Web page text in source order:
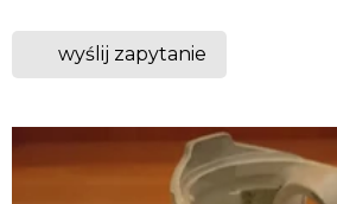
wyślij zapytanie